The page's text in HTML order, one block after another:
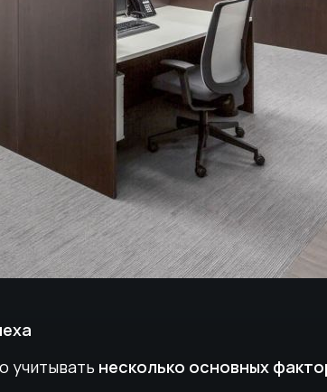
учитывать несколько основных